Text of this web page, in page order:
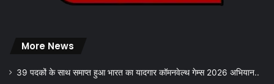
More News
39 पदकों के साथ समाप्त हुआ भारत का यादगार कॉमनवेल्थ गेम्स 2026 अभियान..